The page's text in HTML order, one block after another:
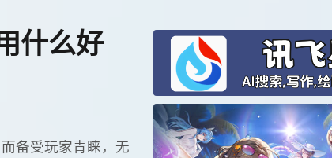
什么好
备受玩家青睐，无